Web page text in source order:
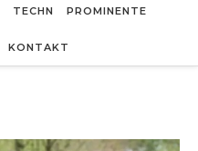
TECHN PROMINENTE
KONTAKT